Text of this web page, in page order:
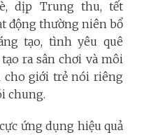
dịp Trung thu, tết
động thường niên bổ
tạo, tình yêu quê
ra sân chơi và môi
cho giới trẻ nói riêng
chung.
ứng dụng hiệu quả